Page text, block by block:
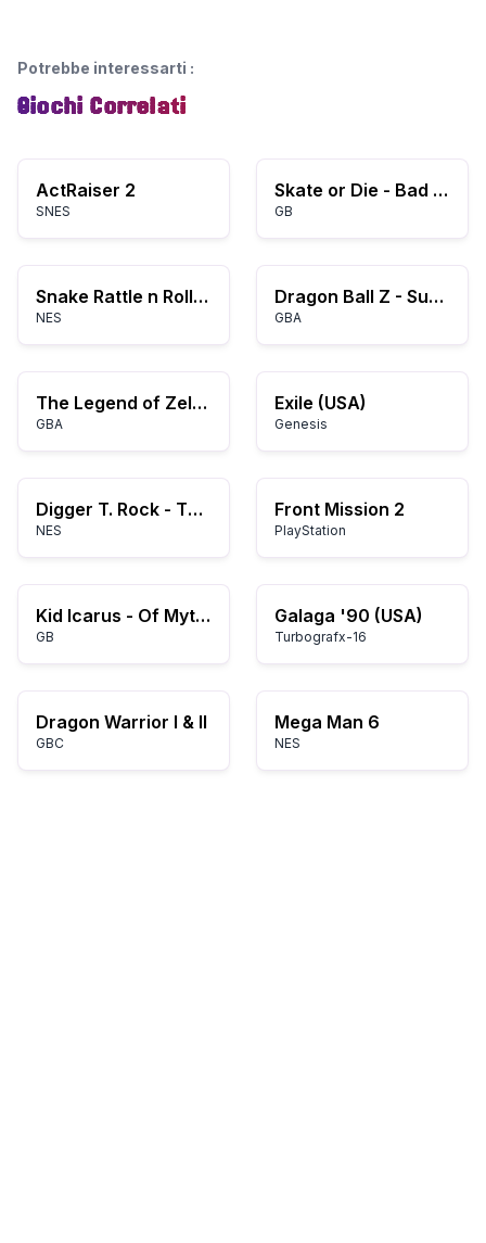
Potrebbe interessarti :
Giochi Correlati
ActRaiser 2
SNES
Skate or Die - Bad 'N Rad (USA)
GB
Snake Rattle n Roll (USA)
NES
Dragon Ball Z - Supersonic Warriors (K)(ProjectG)
GBA
The Legend of Zelda: A Link to the Past & Four Swords
GBA
Exile (USA)
Genesis
Digger T. Rock - The Legend of the Lost City (Europe)
NES
Front Mission 2
PlayStation
Kid Icarus - Of Myths and Monsters (USA, Europe)
GB
Galaga '90 (USA)
Turbografx-16
Dragon Warrior I & II
GBC
Mega Man 6
NES